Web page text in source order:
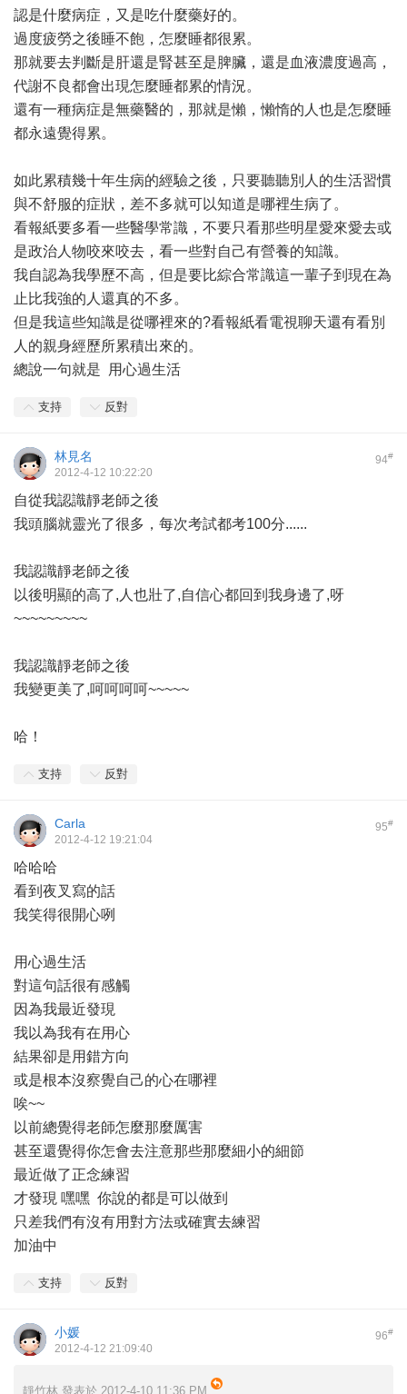
認是什麼病症，又是吃什麼藥好的。
過度疲勞之後睡不飽，怎麼睡都很累。
那就要去判斷是肝還是腎甚至是脾臟，還是血液濃度過高，
代謝不良都會出現怎麼睡都累的情況。
還有一種病症是無藥醫的，那就是懶，懶惰的人也是怎麼睡
都永遠覺得累。
如此累積幾十年生病的經驗之後，只要聽聽別人的生活習慣
與不舒服的症狀，差不多就可以知道是哪裡生病了。
看報紙要多看一些醫學常識，不要只看那些明星愛來愛去或
是政治人物咬來咬去，看一些對自己有營養的知識。
我自認為我學歷不高，但是要比綜合常識這一輩子到現在為
止比我強的人還真的不多。
但是我這些知識是從哪裡來的?看報紙看電視聊天還有看別
人的親身經歷所累積出來的。
總說一句就是 用心過生活
支持 反對
94#
林見名
2012-4-12 10:22:20
自從我認識靜老師之後
我頭腦就靈光了很多，每次考試都考100分......
我認識靜老師之後
以後明顯的高了,人也壯了,自信心都回到我身邊了,呀
~~~~~~~~~
我認識靜老師之後
我變更美了,呵呵呵呵~~~~~
哈！
支持 反對
95#
Carla
2012-4-12 19:21:04
哈哈哈
看到夜叉寫的話
我笑得很開心咧
用心過生活
對這句話很有感觸
因為我最近發現
我以為我有在用心
結果卻是用錯方向
或是根本沒察覺自己的心在哪裡
唉~~
以前總覺得老師怎麼那麼厲害
甚至還覺得你怎會去注意那些那麼細小的細節
最近做了正念練習
才發現 嘿嘿 你說的都是可以做到
只差我們有沒有用對方法或確實去練習
加油中
支持 反對
96#
小媛
2012-4-12 21:09:40
靜竹林 發表於 2012-4-10 11:36 PM